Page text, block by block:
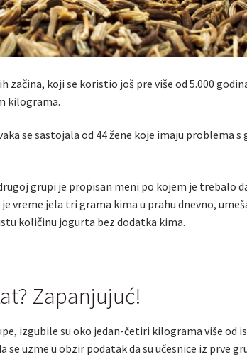
koji se koristio još pre više od 5.000
kilograma.
se sastojala od 44 žene koje imaju problema
grupi je propisan meni po kojem je trebalo
vreme jela tri grama kima u prahu dnevno,
količinu jogurta bez dodatka kima.
Zapanjujuć!
izgubile su oko jedan-četiri kilograma više od
se uzme u obzir podatak da su učesnice iz prve